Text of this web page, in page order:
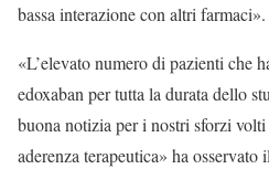
bassa interazione con altri farmaci».
«L’elevato numero di pazienti che
edoxaban per tutta la durata dello
buona notizia per i nostri sforzi
aderenza terapeutica» ha osservato